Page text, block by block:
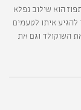
הוא שילוב נפלא
להגיע איתו לטעמים
השוקולד וגם את